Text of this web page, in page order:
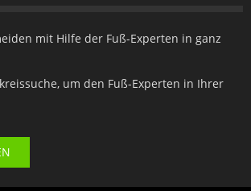
mit Hilfe der Fuß-Experten in ganz
um den Fuß-Experten in Ihrer